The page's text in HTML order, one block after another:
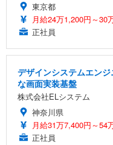
東京都
月給24万1,200円～30
正社員
デザインシステムエン
な画面実装基盤
株式会社ELシステム
神奈川県
月給31万7,400円～54
正社員